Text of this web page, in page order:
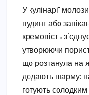
У кулінарії
пудинг або
кремовість
утворюючи
що розтанула на
додають шарму:
готують